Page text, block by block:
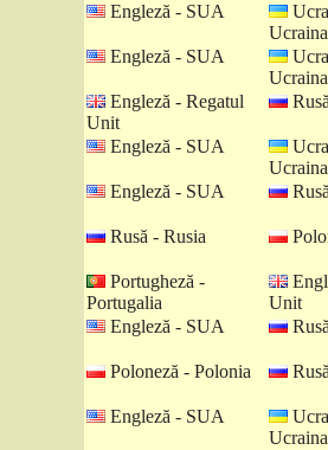
Engleză - SUA
Ucraina
Engleză - SUA
Ucraina
Engleză - Regatul
Unit
Engleză - SUA
Ucraina
Engleză - SUA
Rusă - Rusia
Portugheză -
Portugalia
Unit
Engleză - SUA
Poloneză - Polonia
Engleză - SUA
Ucraina